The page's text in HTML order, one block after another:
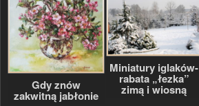
Gdy znów
zakwitną jabłonie
Miniatury iglaków-
rabata „łezka”
zimą i wiosną